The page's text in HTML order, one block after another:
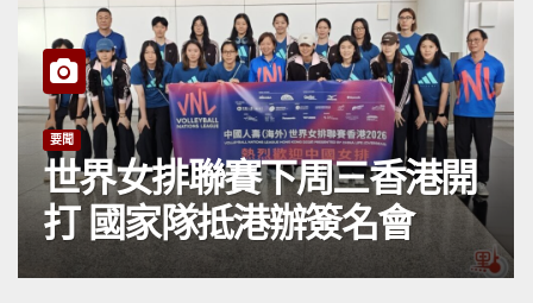
要聞
世界女排聯賽下周三香港開
打 國家隊抵港辦簽名會